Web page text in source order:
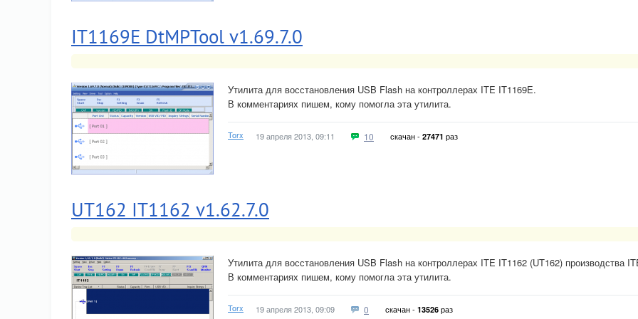
IT1169E DtMPTool v1.69.7.0
Утилита для восстановления USB Flash на контроллерах ITE IT1169E.
В комментариях пишем, кому помогла эта утилита.
Torx 19 апреля 2013, 09:11 10 скачан - 27471 раз
UT162 IT1162 v1.62.7.0
Утилита для восстановления USB Flash на контроллерах ITE IT1162 (UT162) производства
В комментариях пишем, кому помогла эта утилита.
Torx 19 апреля 2013, 09:09 0 скачан - 13526 раз